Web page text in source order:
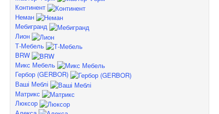
Континент
Неман
Мебигранд
Лион
Т-Мебель
BRW
Микс Мебель
Гербор (GERBOR)
Ваші Меблі
Матрикс
Люксор